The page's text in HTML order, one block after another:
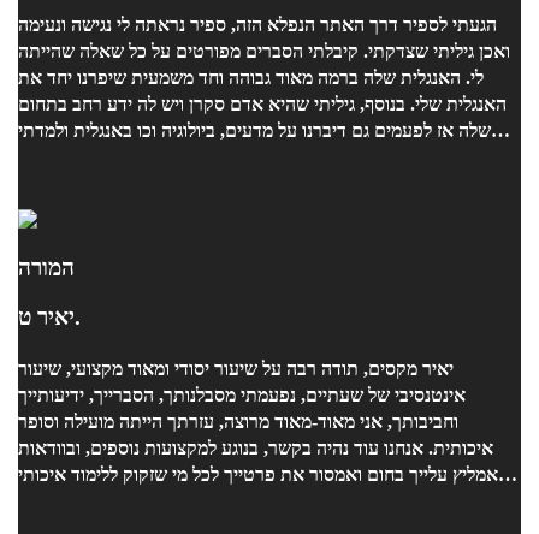
הגעתי לספיר דרך האתר הנפלא הזה, ספיר נראתה לי נגישה ונעימה
ואכן גיליתי שצדקתי. קיבלתי הסברים מפורטים על כל שאלה שהייתה
לי. האנגלית שלה ברמה מאוד גבוהה וחד משמעית שיפרנו יחד את
האנגלית שלי. בנוסף, גיליתי שהיא אדם סקרן ויש לה ידע רחב בתחום
שלה אז לפעמים גם דיברנו על מדעים, ביולוגיה וכו באנגלית ולמדתי
המורה
יאיר ט.
יאיר מקסים, תודה רבה על שיעור יסודי ומאוד מקצועי, שיעור
אינטנסיבי של שעתיים, נפעמתי מסבלנותך, הסברייך, ידיעותייך
וחביבותך, אני מאוד-מאוד מרוצה, עזרתך הייתה מועילה וסופר
איכותית. אנחנו עוד נהיה בקשר, בנוגע למקצועות נוספים, ובוודאות
אמליץ עלייך בחום ואמסור את פרטייך לכל מי שזקוק ללימוד איכותי